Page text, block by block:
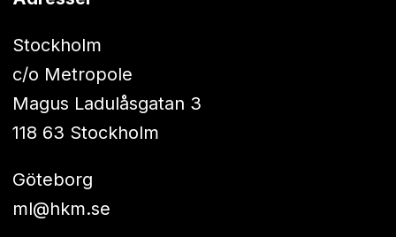
Stockholm
c/o Metropole
Magus Ladulåsgatan 3
118 63 Stockholm
Göteborg
ml@hkm.se